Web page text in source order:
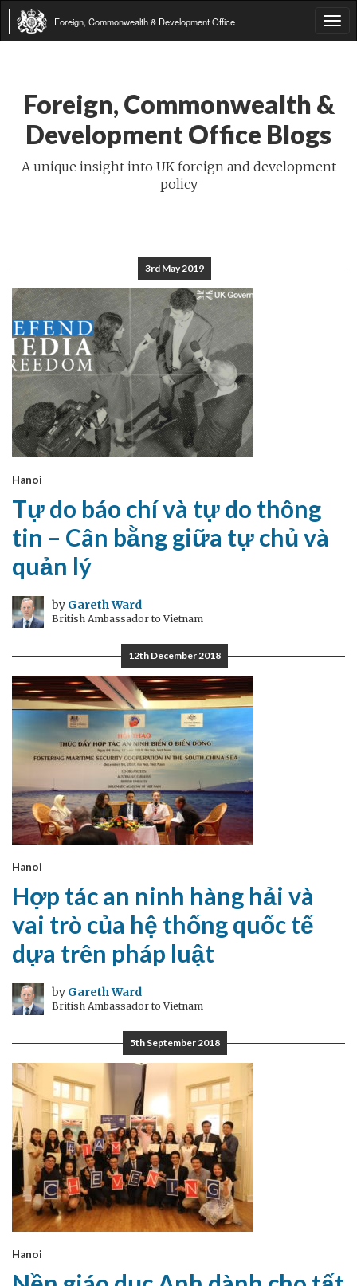
Foreign, Commonwealth & Development Office
Foreign, Commonwealth &
Development Office Blogs
A unique insight into UK foreign and development
policy
3rd May 2019
Hanoi
Tự do báo chí và tự do thông
tin – Cân bằng giữa tự chủ và
quản lý
by Gareth Ward
British Ambassador to Vietnam
12th December 2018
Hanoi
Hợp tác an ninh hàng hải và
vai trò của hệ thống quốc tế
dựa trên pháp luật
by Gareth Ward
British Ambassador to Vietnam
5th September 2018
Hanoi